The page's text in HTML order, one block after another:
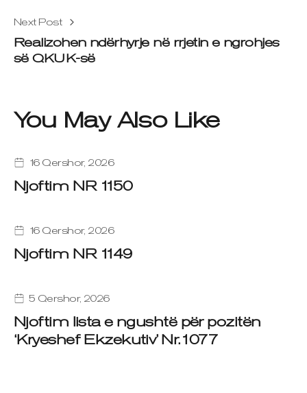
Next Post
Realizohen ndërhyrje në rrjetin e ngrohjes
së QKUK-së
You May Also Like
16 Qershor, 2026
Njoftim NR 1150
16 Qershor, 2026
Njoftim NR 1149
5 Qershor, 2026
Njoftim lista e ngushtë për pozitën
‘Kryeshef Ekzekutiv’ Nr.1077